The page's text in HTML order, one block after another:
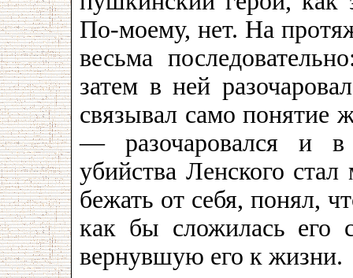
По-моему, нет. На
весьма
затем в ней
связывал само понятие
— разочаровался и в
убийства Ленского
бежать от себя, понял,
как бы сложилась его
вернувшую его к жизни.